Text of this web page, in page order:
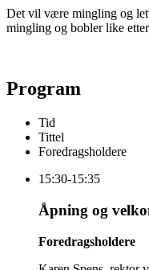
Det vil være mingling og
mingling og bobler like
Program
Tid
Tittel
Foredrags­holdere
15:30-15:35
Åpning og
Foredrags­holdere